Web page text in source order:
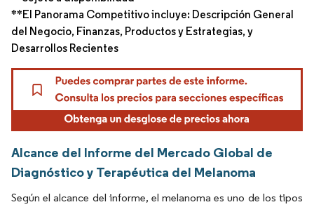
**El Panorama Competitivo incluye: Descripción General
del Negocio, Finanzas, Productos y Estrategias, y
Desarrollos Recientes
Alcance del Informe del Mercado Global de
Diagnóstico y Terapéutica del Melanoma
Según el alcance del informe, el melanoma es uno de los tipos